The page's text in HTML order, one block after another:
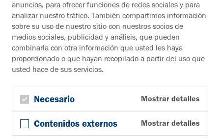
Westicker Str. 52
59174 Kamen
Alemania
¿Desea más información?
Material informativo
A la zona de descargas
Boletín
Suscribirse al boletín de noticias
Síguenos en
anuncios, para ofrecer funciones de redes sociales y para
analizar nuestro tráfico. También compartimos información
sobre su uso de nuestro sitio con nuestros socios de
medios sociales, publicidad y análisis, que pueden
combinarla con otra información que usted les haya
proporcionado o que hayan recopilado a partir del uso que
usted hace de sus servicios.
Necesario Mostrar detalles
Contenidos externos Mostrar detalles